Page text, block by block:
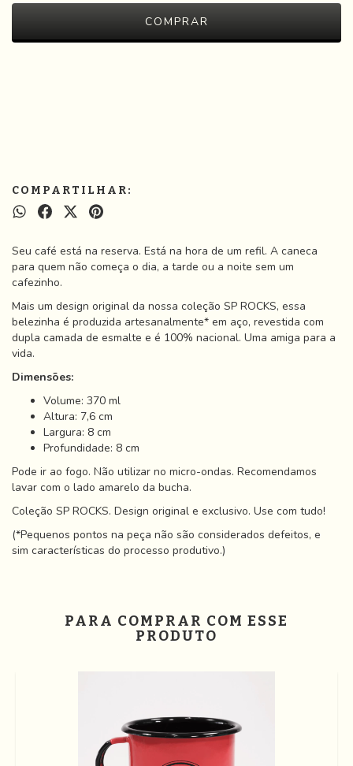
COMPARTILHAR:
Seu café está na reserva. Está na hora de um refil. A caneca
para quem não começa o dia, a tarde ou a noite sem um
cafezinho.
Mais um design original da nossa coleção SP ROCKS, essa
belezinha é produzida artesanalmente* em aço, revestida com
dupla camada de esmalte e é 100% nacional. Uma amiga para a
vida.
Dimensões:
Volume: 370 ml
​Altura: 7,6 cm
Largura: 8 cm
Profundidade: 8 cm
Pode ir ao fogo. Não utilizar no micro-ondas. Recomendamos
lavar com o lado amarelo da bucha.
Coleção SP ROCKS. Design original e exclusivo. Use com tudo!
(*Pequenos pontos na peça não são considerados defeitos, e
sim características do processo produtivo.)
PARA COMPRAR COM ESSE
PRODUTO